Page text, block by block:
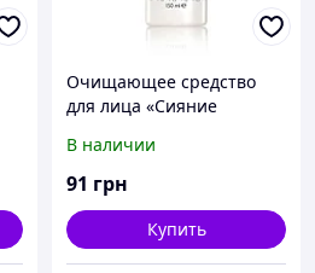
Очищающее средство
для лица «Сияние
белого чая Avon, Эйвон,
Ейвон, 150 мл
В наличии
91 грн
Купить